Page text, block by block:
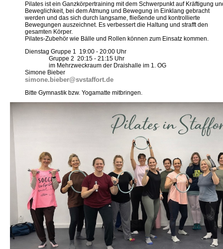
Pilates ist ein Ganzkörpertraining mit dem Schwerpunkt auf Kräftigung
Beweglichkeit, bei dem Atmung und Bewegung in Einklang gebracht
werden und das sich durch langsame, fließende und kontrollierte
Bewegungen auszeichnet. Es verbessert die Haltung und strafft den
gesamten Körper.
Pilates-Zubehör wie Bälle und Rollen können zum Einsatz kommen.
Dienstag Gruppe 1 19:00 - 20:00 Uhr
Gruppe 2 20:15 - 21:15 Uhr
im Mehrzweckraum der Draishalle im 1. OG
Simone Bieber
simone.bieber@svstaffort.de
Bitte Gymnastik bzw. Yogamatte mitbringen.